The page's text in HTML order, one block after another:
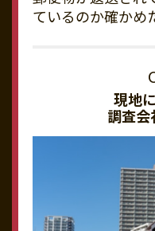
ているのか確かめ
現地
調査会